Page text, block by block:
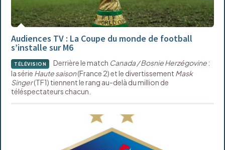
Audiences TV : La Coupe du monde de football
s’installe sur M6
TÉLÉVISION Derrière le match Canada / Bosnie Herzégovine:
la série Haute saison(France 2) et le divertissement Mask
Singer(TF1) tiennent le rang au-delà du million de
téléspectateurs chacun.